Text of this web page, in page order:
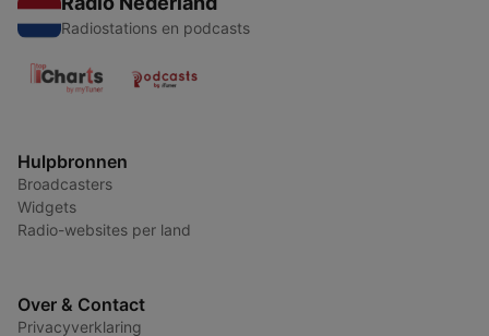
Radiostations en podcasts
Hulpbronnen
Broadcasters
Widgets
Radio-websites per land
Over & Contact
Privacyverklaring